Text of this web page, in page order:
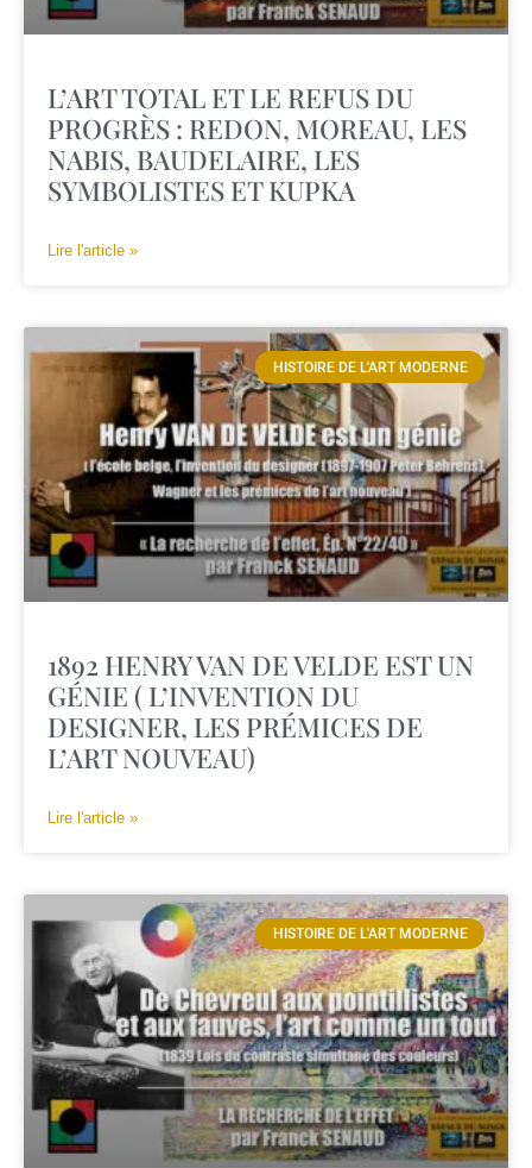
L’ART TOTAL ET LE REFUS DU
PROGRÈS : REDON, MOREAU, LES
NABIS, BAUDELAIRE, LES
SYMBOLISTES ET KUPKA
Lire l'article »
HISTOIRE DE L'ART MODERNE
1892 HENRY VAN DE VELDE EST UN
GÉNIE ( L’INVENTION DU
DESIGNER, LES PRÉMICES DE
L’ART NOUVEAU)
Lire l'article »
HISTOIRE DE L'ART MODERNE